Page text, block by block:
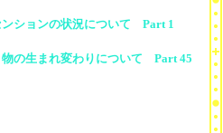
ンションの状況について Part 1
の生まれ変わりについて Part 45